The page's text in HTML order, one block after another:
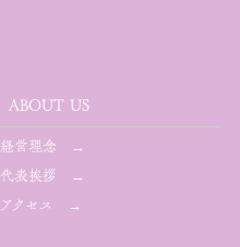
ABOUT US
経営理念 →
代表挨拶 →
アクセス →